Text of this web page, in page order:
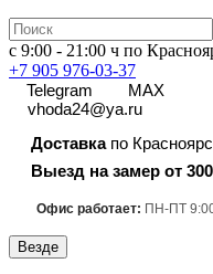
с 9:00 - 21:00 ч по
+7 905 976-03-37
Telegram
MAX
vhoda24@ya.ru
Доставкапо
Выезд на замер от
Офис работает: ПН-ПТ
Везде